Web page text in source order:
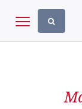
Toggle
Panneau de